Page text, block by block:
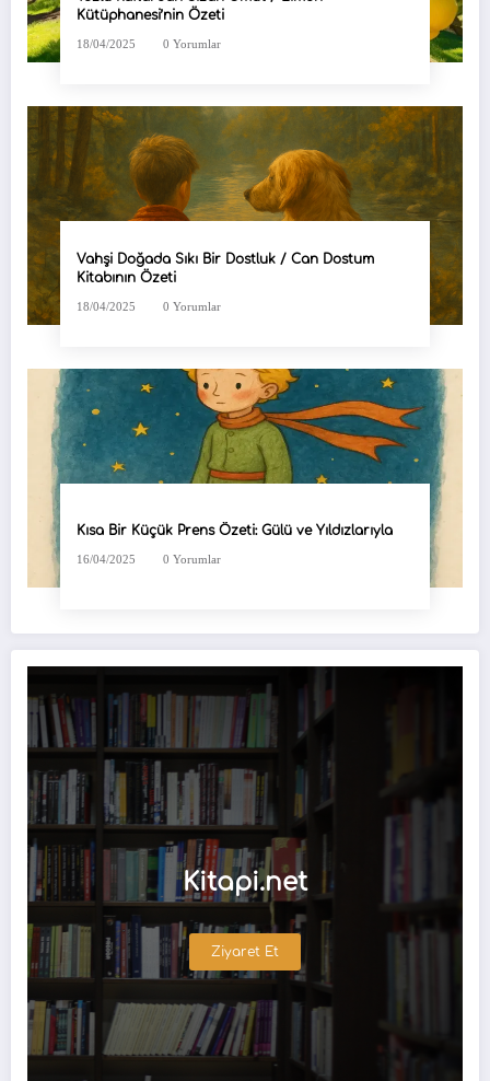
Kütüphanesi’nin Özeti
18/04/2025 0 Yorumlar
Vahşi Doğada Sıkı Bir Dostluk / Can Dostum
Kitabının Özeti
18/04/2025 0 Yorumlar
Kısa Bir Küçük Prens Özeti: Gülü ve Yıldızlarıyla
16/04/2025 0 Yorumlar
Kitapi.net
Ziyaret Et